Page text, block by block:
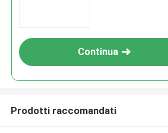
Continua
Prodotti raccomandati